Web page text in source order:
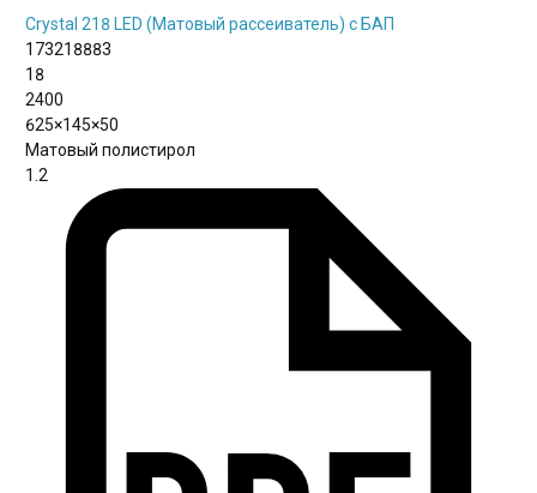
Crystal 218 LED (Матовый рассеиватель) с БАП
173218883
18
2400
625×145×50
Матовый полистирол
1.2